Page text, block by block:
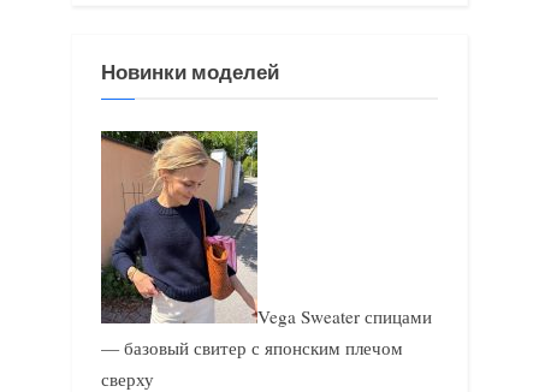
Новинки моделей
Vega Sweater спицами
— базовый свитер с японским плечом
сверху